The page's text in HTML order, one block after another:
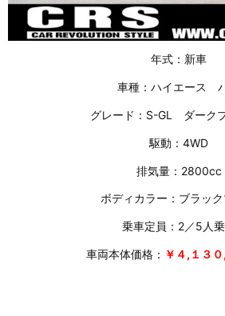
年式：新車
車種：ハイエース
グレード：S-GL ダーク
駆動：4WD
排気量：2800cc
ボディカラー：ブラック
乗車定員：2／5人乗
車両本体価格： ￥４,１３